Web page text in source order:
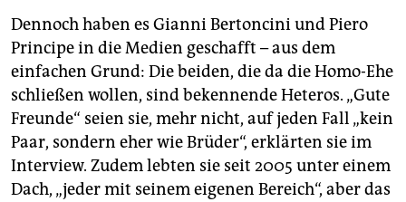
Dennoch haben es Gianni Bertoncini und Piero
Principe in die Medien geschafft – aus dem
einfachen Grund: Die beiden, die da die Homo-Ehe
schließen wollen, sind bekennende Heteros. „Gute
Freunde“ seien sie, mehr nicht, auf jeden Fall „kein
Paar, sondern eher wie Brüder“, erklärten sie im
Interview. Zudem lebten sie seit 2005 unter einem
Dach, „jeder mit seinem eigenen Bereich“, aber das